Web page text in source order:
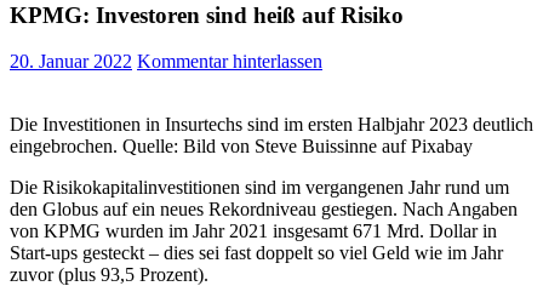
KPMG: Investoren sind heiß auf Risiko
20. Januar 2022 Kommentar hinterlassen
Die Investitionen in Insurtechs sind im ersten Halbjahr 2023 deutlich
eingebrochen. Quelle: Bild von Steve Buissinne auf Pixabay
Die Risikokapitalinvestitionen sind im vergangenen Jahr rund um
den Globus auf ein neues Rekordniveau gestiegen. Nach Angaben
von KPMG wurden im Jahr 2021 insgesamt 671 Mrd. Dollar in
Start-ups gesteckt – dies sei fast doppelt so viel Geld wie im Jahr
zuvor (plus 93,5 Prozent).